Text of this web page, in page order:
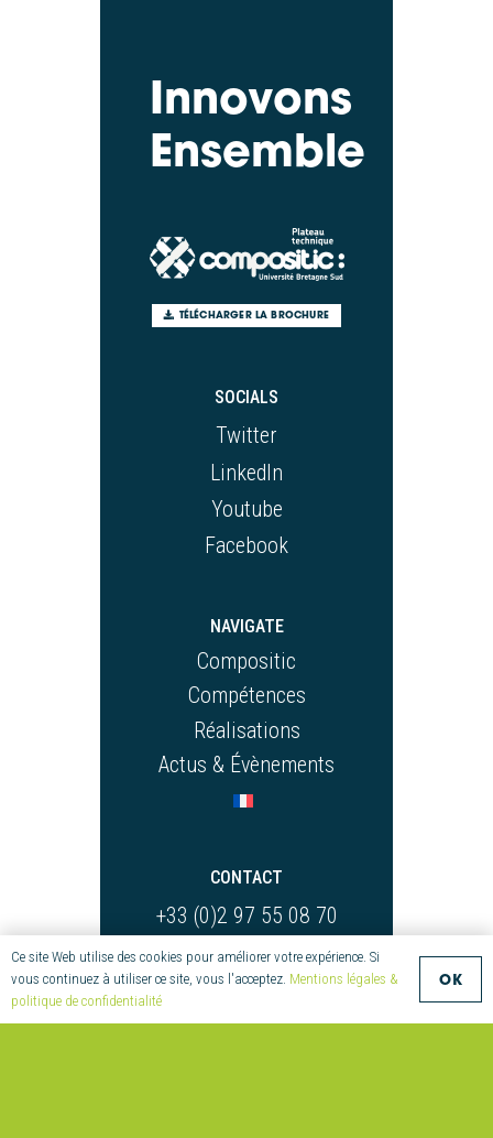
Innovons
Ensemble
TÉLÉCHARGER LA BROCHURE
SOCIALS
Twitter
LinkedIn
Youtube
Facebook
NAVIGATE
Compositic
Compétences
Réalisations
Actus & Évènements
CONTACT
+33 (0)2 97 55 08 70
compositic@univ-ubs.fr
Parc Technologique
Ce site Web utilise des cookies pour améliorer votre expérience. Si
vous continuez à utiliser ce site, vous l'acceptez. Mentions légales &
politique de confidentialité
OK